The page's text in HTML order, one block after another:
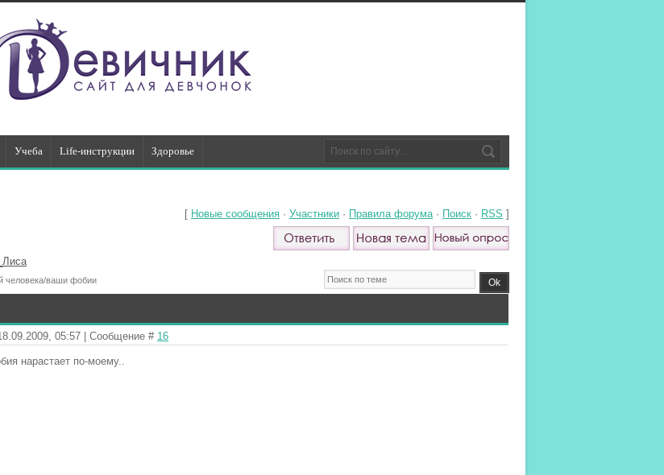
Учеба Life-инструкции Здоровье
[ Новые сообщения · Участники · Правила форума· Поиск · RSS ]
человека/ваши фобии
05:57 | Сообщение # 16
нарастает по-моему..